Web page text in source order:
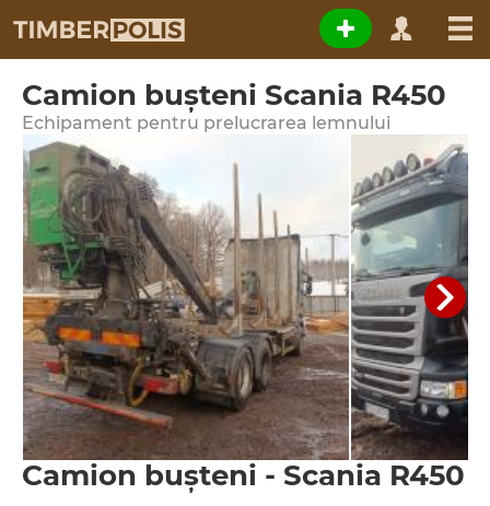
Camion buşteni Scania R450
Echipament pentru prelucrarea lemnului
Camion buşteni - Scania R450